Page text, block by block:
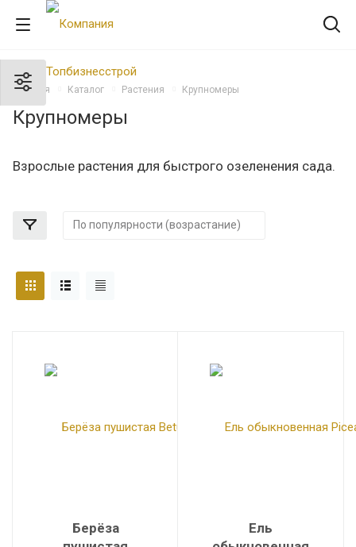
Главная Каталог Растения Крупномеры
Крупномеры
Взрослые растения для быстрого озеленения сада.
Берёза
Ель